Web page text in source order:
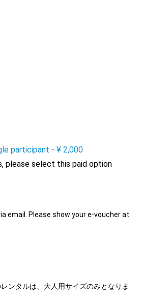
participant - ¥ 2,000
please select this paid option
email. Please show your e-voucher at
ンタルは、大人用サイズのみとなりま